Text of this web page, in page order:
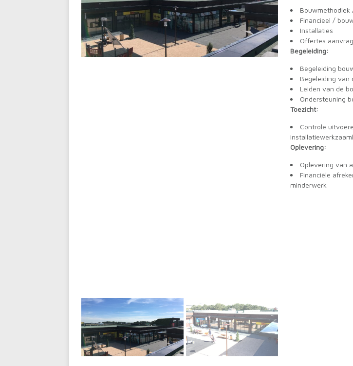
Bouwmethodiek
Financieel /
Installaties
Offertes
Begeleiding:
Begeleiding
Begeleiding van
Leiden van de
Ondersteuning
Toezicht:
Controle
Oplevering:
Oplevering van
Financiële
minderwerk